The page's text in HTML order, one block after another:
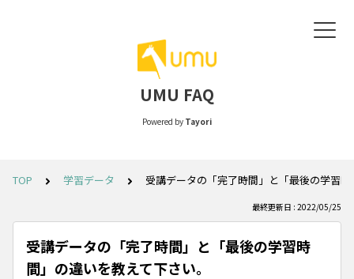
UMU FAQ
Powered by Tayori
TOP 学習データ 受講データの「完了時間」と「最後の学習
最終更新日 : 2022/05/25
受講データの「完了時間」と「最後の学習時
間」の違いを教えて下さい。